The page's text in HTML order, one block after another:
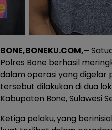
BONE,BONEKU.COM,–
Polres Bone berhasil
dalam operasi yang digelar
tersebut dilakukan di dua
Kabupaten Bone, Sulawesi
Ketiga pelaku, yang